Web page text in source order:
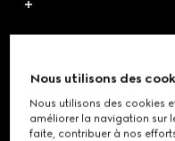
Nous utilisons des
Nous utilisons des cookies
améliorer la navigation sur
faite, contribuer à nos